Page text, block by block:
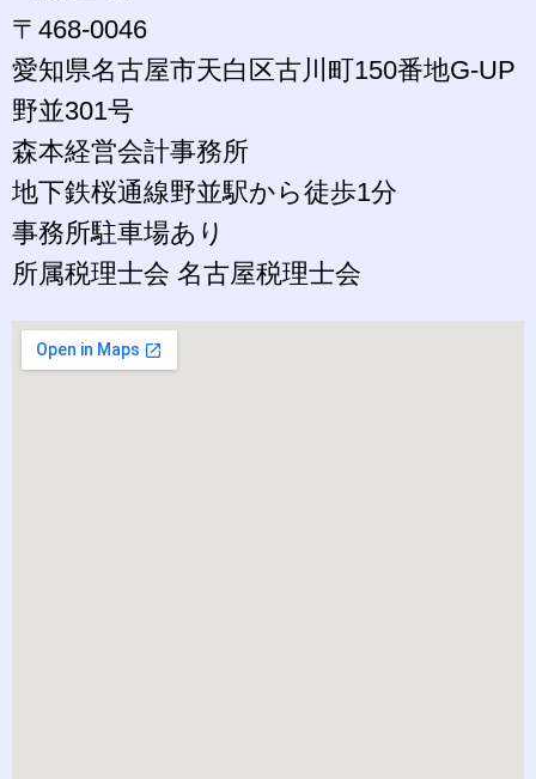
〒468-0046
愛知県名古屋市天白区古川町150番地G-UP
野並301号
森本経営会計事務所
地下鉄桜通線野並駅から徒歩1分
事務所駐車場あり
所属税理士会 名古屋税理士会